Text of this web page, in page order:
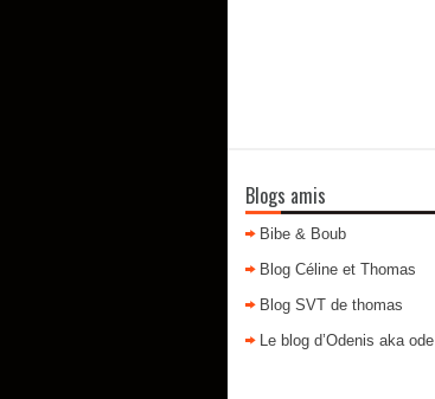
Blogs amis
Bibe & Boub
Blog Céline et Thomas
Blog SVT de thomas
Le blog d’Odenis aka ode